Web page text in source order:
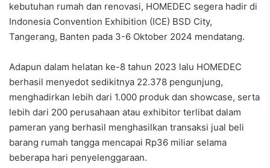
kebutuhan rumah dan renovasi, HOMEDEC segera hadir di
Indonesia Convention Exhibition (ICE) BSD City,
Tangerang, Banten pada 3-6 Oktober 2024 mendatang.
Adapun dalam helatan ke-8 tahun 2023 lalu HOMEDEC
berhasil menyedot sedikitnya 22.378 pengunjung,
menghadirkan lebih dari 1.000 produk dan showcase, serta
lebih dari 200 perusahaan atau exhibitor terlibat dalam
pameran yang berhasil menghasilkan transaksi jual beli
barang rumah tangga mencapai Rp36 miliar selama
beberapa hari penyelenggaraan.